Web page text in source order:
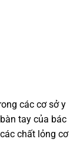
các cơ sở y
tay của bác
chất lỏng cơ